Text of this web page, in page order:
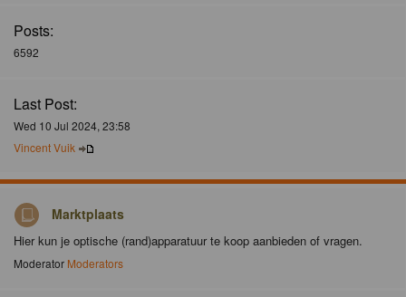
Posts:
6592
Last Post:
Wed 10 Jul 2024, 23:58
Vincent Vuik
Marktplaats
Hier kun je optische (rand)apparatuur te koop aanbieden of vragen.
Moderator Moderators